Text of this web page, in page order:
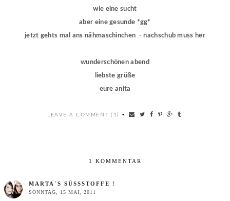
wie eine sucht
aber eine gesunde *gg*
jetzt gehts mal ans nähmaschinchen - nachschub muss her
wunderschönen abend
liebste grüße
eure anita
LEAVE A COMMENT (1) •
1 KOMMENTAR
MARTA´S SÜSSSTOFFE !
SONNTAG, 15 MAI, 2011